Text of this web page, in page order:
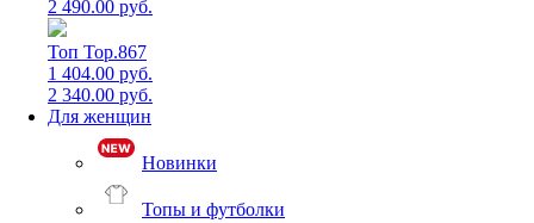
2 490.00 руб.
Топ Top.867
1 404.00 руб.
2 340.00 руб.
Для женщин
Новинки
Топы и футболки